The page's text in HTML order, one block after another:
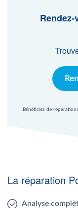
Bénéficiez de
La réparation
Analyse